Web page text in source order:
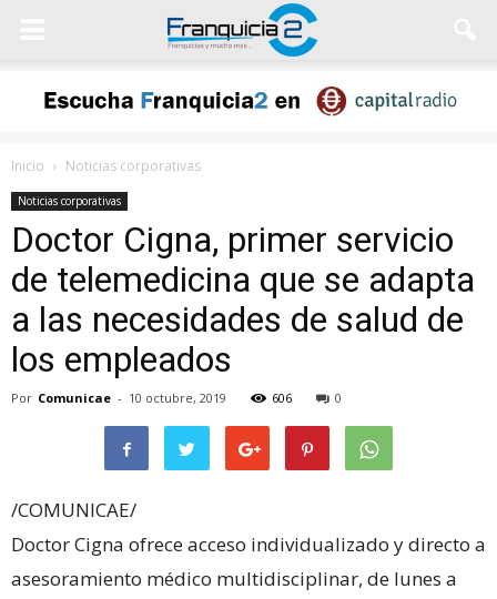
Inicio Noticias corporativas
Noticias corporativas
Doctor Cigna, primer servicio
de telemedicina que se adapta
a las necesidades de salud de
los empleados
Por Comunicae - 10 octubre, 2019 606 0
/COMUNICAE/
Doctor Cigna ofrece acceso individualizado y directo a
asesoramiento médico multidisciplinar, de lunes a